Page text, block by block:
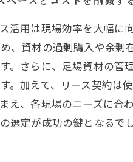
活用は現場効率を大幅
、資材の過剰購入や余
。さらに、足場資材の
。加えて、リース契約
え、各現場のニーズに
選定が成功の鍵となるでし